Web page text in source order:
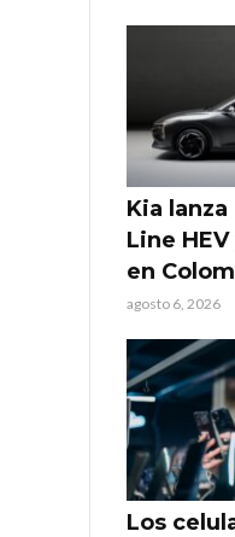
Kia
Line
en
agosto 6, 2026
Los